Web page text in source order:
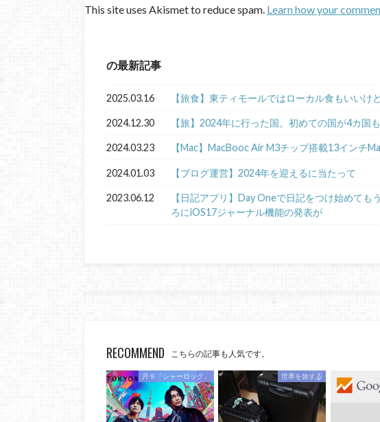
This site uses Akismet to reduce spam. Learn how your
の最新記事
2025.03.16 【旅食】東ティモールではローカル食もいいけ
2024.12.30 【旅】2024年に行った国。初めての国が4カ国も
2024.03.23 【Mac】MacBooc Air M3チップ搭載13インチ
2024.01.03 【ブログ運営】2024年を迎えるに当たって
2023.06.12
【日記アプリ】Day Oneで日記をつけ始めて
ろにiOS17ジャーナル機能の発表が
RECOMMEND こちらの記事も人気です。
月９「シャーロック」 世界を旅する